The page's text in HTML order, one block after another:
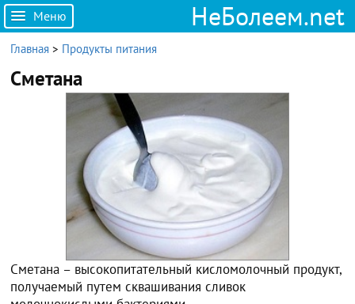
Меню НеБолеем.net
Главная > Продукты питания
Сметана
Сметана – высокопитательный кисломолочный продукт,
получаемый путем сквашивания сливок